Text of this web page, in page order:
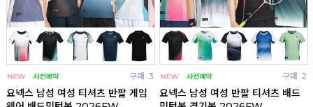
구매 3
요넥스 남성 여성 티셔츠 반팔 게임
구매 2
요넥스 남성 여성 반팔 티셔츠 배드